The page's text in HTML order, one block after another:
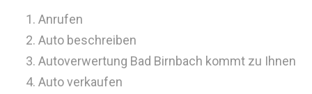
Anrufen
Auto beschreiben
Autoverwertung Bad Birnbach kommt zu Ihnen
Auto verkaufen